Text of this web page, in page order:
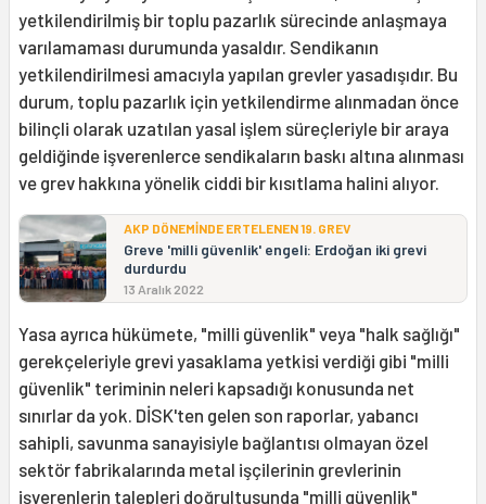
yetkilendirilmiş bir toplu pazarlık sürecinde anlaşmaya
varılamaması durumunda yasaldır. Sendikanın
yetkilendirilmesi amacıyla yapılan grevler yasadışıdır. Bu
durum, toplu pazarlık için yetkilendirme alınmadan önce
bilinçli olarak uzatılan yasal işlem süreçleriyle bir araya
geldiğinde işverenlerce sendikaların baskı altına alınması
ve grev hakkına yönelik ciddi bir kısıtlama halini alıyor.
AKP DÖNEMİNDE ERTELENEN 19. GREV
Greve 'milli güvenlik' engeli: Erdoğan iki grevi
durdurdu
13 Aralık 2022
Yasa ayrıca hükümete, "milli güvenlik" veya "halk sağlığı"
gerekçeleriyle grevi yasaklama yetkisi verdiği gibi "milli
güvenlik" teriminin neleri kapsadığı konusunda net
sınırlar da yok. DİSK'ten gelen son raporlar, yabancı
sahipli, savunma sanayisiyle bağlantısı olmayan özel
sektör fabrikalarında metal işçilerinin grevlerinin
işverenlerin talepleri doğrultusunda "milli güvenlik"